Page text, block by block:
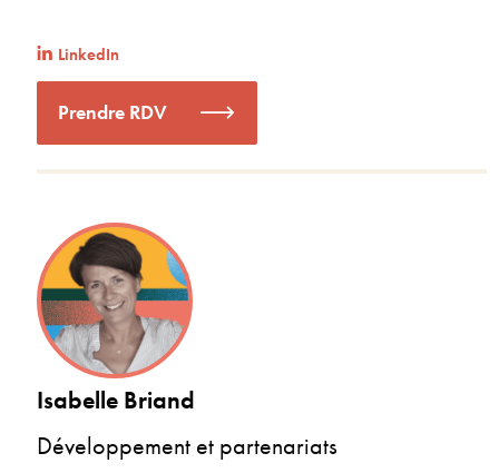
LinkedIn
Prendre RDV
Isabelle Briand
Développement et partenariats